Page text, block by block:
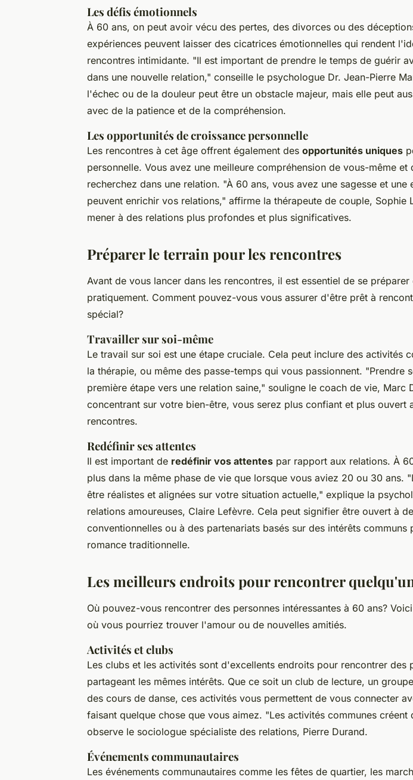
Les défis émotionnels
À 60 ans, on peut avoir vécu des pertes, des divorces ou des
expériences peuvent laisser des cicatrices émotionnelles qui rendent
rencontres intimidante. "Il est important de prendre le temps de guérir
dans une nouvelle relation," conseille le psychologue Dr. Jean-Pierre
l'échec ou de la douleur peut être un obstacle majeur, mais elle peut
avec de la patience et de la compréhension.
Les opportunités de croissance personnelle
Les rencontres à cet âge offrent également des opportunités uniques
personnelle. Vous avez une meilleure compréhension de vous-même et
recherchez dans une relation. "À 60 ans, vous avez une sagesse et une
peuvent enrichir vos relations," affirme la thérapeute de couple, Sophie
mener à des relations plus profondes et plus significatives.
Préparer le terrain pour les rencontres
Avant de vous lancer dans les rencontres, il est essentiel de se
pratiquement. Comment pouvez-vous vous assurer d'être prêt à
spécial?
Travailler sur soi-même
Le travail sur soi est une étape cruciale. Cela peut inclure des activités
la thérapie, ou même des passe-temps qui vous passionnent. "Prendre
première étape vers une relation saine," souligne le coach de vie, Marc
concentrant sur votre bien-être, vous serez plus confiant et plus ouvert
rencontres.
Redéfinir ses attentes
Il est important de redéfinir vos attentes par rapport aux relations. À
plus dans la même phase de vie que lorsque vous aviez 20 ou 30 ans.
être réalistes et alignées sur votre situation actuelle," explique la
relations amoureuses, Claire Lefèvre. Cela peut signifier être ouvert à
conventionnelles ou à des partenariats basés sur des intérêts communs
romance traditionnelle.
Les meilleurs endroits pour rencontrer
Où pouvez-vous rencontrer des personnes intéressantes à 60 ans?
où vous pourriez trouver l'amour ou de nouvelles amitiés.
Activités et clubs
Les clubs et les activités sont d'excellents endroits pour rencontrer des
partageant les mêmes intérêts. Que ce soit un club de lecture, un
des cours de danse, ces activités vous permettent de vous connecter
faisant quelque chose que vous aimez. "Les activités communes créent
observe le sociologue spécialiste des relations, Pierre Durand.
Événements communautaires
Les événements communautaires comme les fêtes de quartier, les